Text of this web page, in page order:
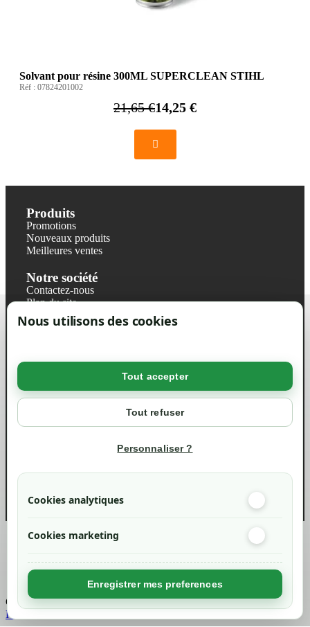
Nous utilisons des cookies
Tout accepter
Tout refuser
Personnaliser ?
Cookies analytiques
Cookies marketing
Enregistrer mes preferences
Solvant pour résine 300ML SUPERCLEAN STIHL
Réf : 07824201002
21,65 €14,25 €
Produits
Promotions
Nouveaux produits
Meilleures ventes
Notre société
Contactez-nous
Plan du site
Magasin
Mentions légales
Politique de confidentialité RGPD
Votre compte
info@green-tech-shop.com
Created byNageoconcept
Chargement...
Retour en haut